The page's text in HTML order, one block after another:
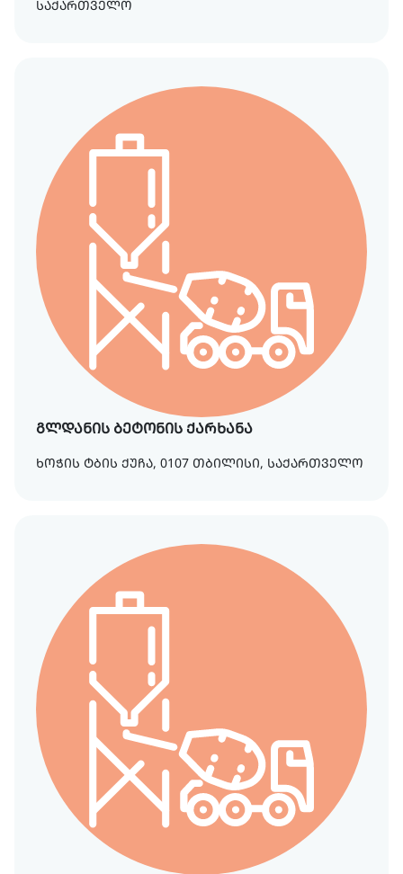
საქართველო
გლდანის ბეტონის ქარხანა
ხოჭის ტბის ქუჩა, 0107 თბილისი, საქართველო